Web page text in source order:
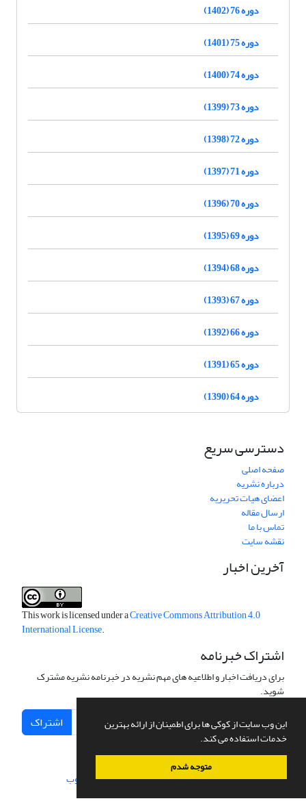
این وب سایت از کوکی ها برای اطمینان از ارائه بهترین
خدمات استفاده می کند.
متوجه شدم
دوره 76 (1402)
دوره 75 (1401)
دوره 74 (1400)
دوره 73 (1399)
دوره 72 (1398)
دوره 71 (1397)
دوره 70 (1396)
دوره 69 (1395)
دوره 68 (1394)
دوره 67 (1393)
دوره 66 (1392)
دوره 65 (1391)
دوره 64 (1390)
دسترسی سریع
صفحه اصلی
درباره نشریه
اعضای هیات تحریریه
ارسال مقاله
تماس با ما
نقشه سایت
آخرین اخبار
This work is licensed under aCreative Commons Attribution 4.0
International License.
اشتراک خبرنامه
برای دریافت اخبار و اطلاعیه های مهم نشریه در خبرنامه نشریه مشترک
شوید.
اشتراک
سامانه مدیریت نشریات علمی.طراحی و پیاده سازی از سیناوب